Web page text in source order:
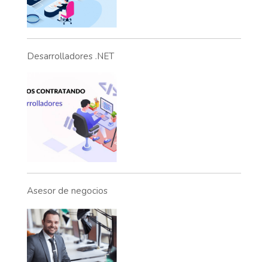
Desarrolladores .NET
Asesor de negocios